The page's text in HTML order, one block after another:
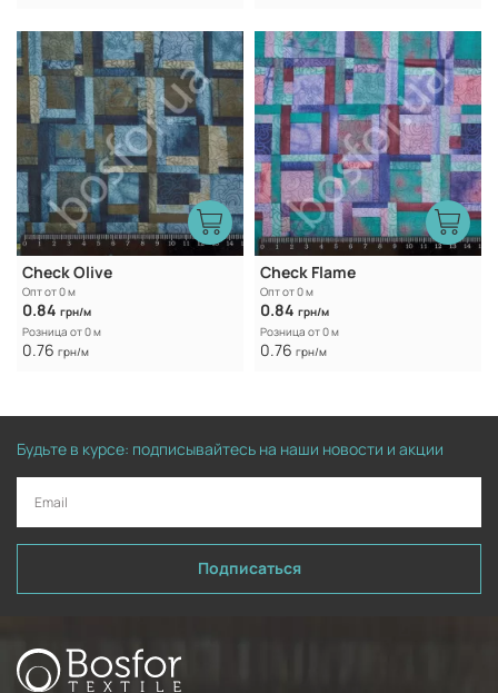
Check Olive
Опт от 0 м
0.84 грн/м
Розница от 0 м
0.76 грн/м
Check Flame
Опт от 0 м
0.84 грн/м
Розница от 0 м
0.76 грн/м
Будьте в курсе: подписывайтесь на наши новости и акции
Подписаться